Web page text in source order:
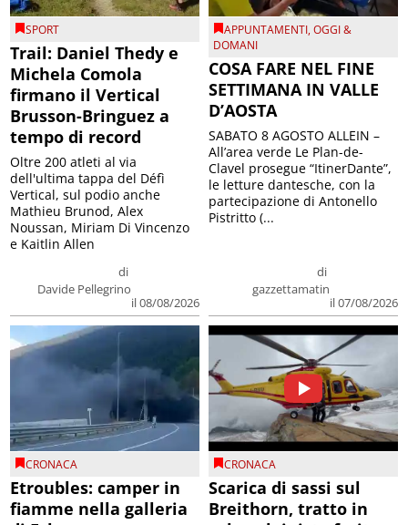
SPORT
Trail: Daniel Thedy e
Michela Comola
firmano il Vertical
Brusson-Bringuez a
tempo di record
di
Davide Pellegrino
il 08/08/2026
Oltre 200 atleti al via
dell'ultima tappa del Défì
Vertical, sul podio anche
Mathieu Brunod, Alex
Noussan, Miriam Di Vincenzo
e Kaitlin Allen
APPUNTAMENTI,OGGI &
DOMANI
COSA FARE NEL FINE
SETTIMANA IN VALLE
D’AOSTA
di
gazzettamatin
il 07/08/2026
SABATO 8 AGOSTO ALLEIN –
All’area verde Le Plan-de-
Clavel prosegue “ItinerDante”,
le letture dantesche, con la
partecipazione di Antonello
Pistritto (...
CRONACA
Etroubles: camper in
fiamme nella galleria
CRONACA
Scarica di sassi sul
Breithorn, tratto in